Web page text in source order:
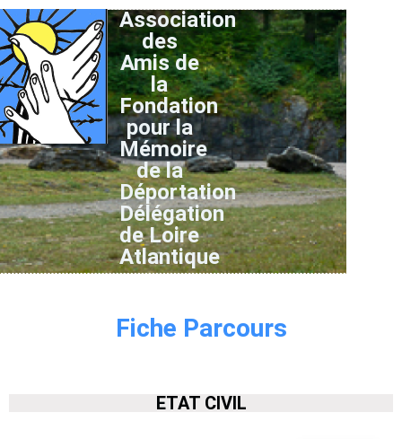
Association
des
Amis de
la
Fondation
pour la
Mémoire
de la
Déportation
Délégation
de Loire
Atlantique
Fiche Parcours
ETAT CIVIL